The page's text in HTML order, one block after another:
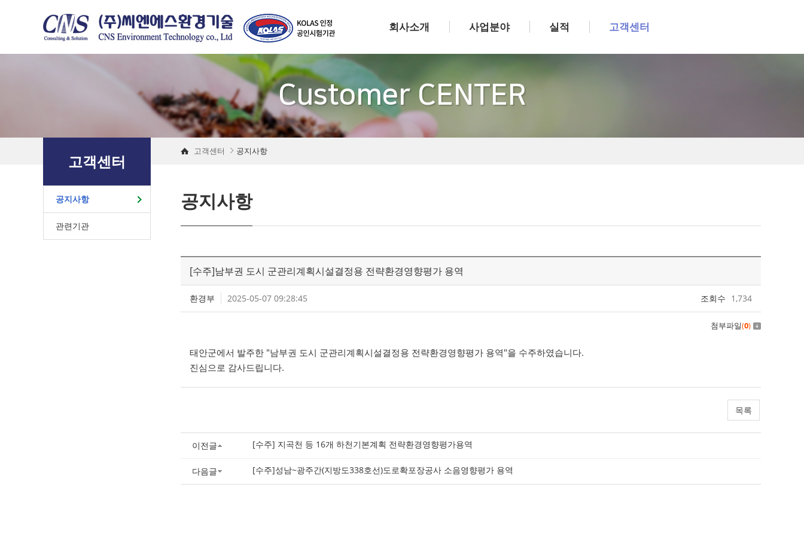
회사소개 사업분야 실적 고객센터
Customer CENTER
고객센터
공지사항
관련기관
고객센터 공지사항
공지사항
[수주]남부권 도시 군관리계획시설결정용 전략환경영향평가 용역
환경부 2025-05-07 09:28:45 조회수 1,734
첨부파일(0)
태안군에서 발주한 "남부권 도시 군관리계획시설결정용 전략환경영향평가 용역"을 수주하였습니다.
진심으로 감사드립니다.
목록
이전글 [수주] 지곡천 등 16개 하천기본계획 전략환경영향평가용역
다음글 [수주]성남~광주간(지방도338호선)도로확포장공사 소음영향평가 용역